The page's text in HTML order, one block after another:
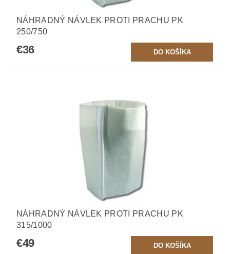
NÁHRADNÝ NÁVLEK PROTI PRACHU PK
250/750
€36
NÁHRADNÝ NÁVLEK PROTI PRACHU PK
315/1000
€49